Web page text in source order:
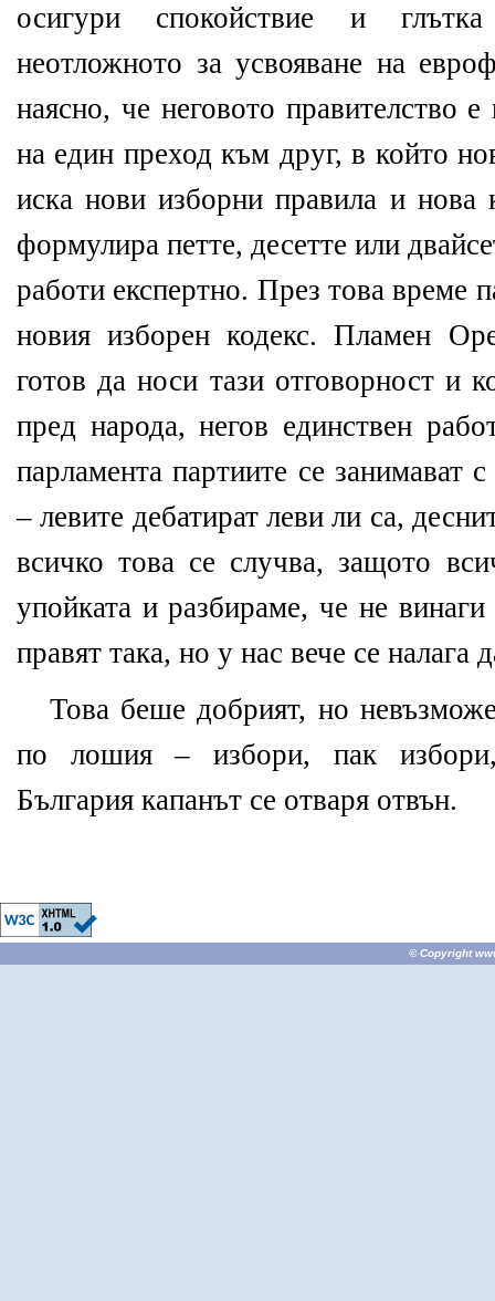
осигури спокойствие и
неотложното за усвояване на
наясно, че неговото правителство
на един преход към друг, в който
иска нови изборни правила и нова
формулира петте, десетте или
работи експертно. През това време
новия изборен кодекс. Пламен
готов да носи тази отговорност и
пред народа, негов единствен
парламента партиите се занимават
– левите дебатират леви ли са,
всичко това се случва, защото
упойката и разбираме, че не
правят така, но у нас вече се налага
Това беше добрият, но
по лошия – избори, пак
България капанът се отваря отвън.
© Copyright